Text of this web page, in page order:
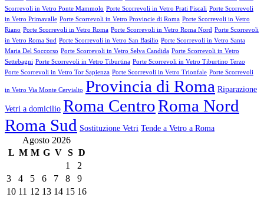
Scorrevoli in Vetro Ponte Mammolo Porte Scorrevoli in Vetro Prati Fiscali Porte Scorrevoli
in Vetro Primavalle Porte Scorrevoli in Vetro Provincie di Roma Porte Scorrevoli in Vetro
Riano Porte Scorrevoli in Vetro Roma Porte Scorrevoli in Vetro Roma Nord Porte Scorrevoli
in Vetro Roma Sud Porte Scorrevoli in Vetro San Basilio Porte Scorrevoli in Vetro Santa
Maria Del Soccorso Porte Scorrevoli in Vetro Selva Candida Porte Scorrevoli in Vetro
Settebagni Porte Scorrevoli in Vetro Tiburtina Porte Scorrevoli in Vetro Tiburtino Terzo
Porte Scorrevoli in Vetro Tor Sapienza Porte Scorrevoli in Vetro Trionfale Porte Scorrevoli
in Vetro Via Monte Cervialto Provincia di Roma Riparazione
Vetri a domicilio Roma CentroRoma Nord
Roma Sud Sostituzione Vetri Tende a Vetro a Roma
Agosto 2026
L M M G V S D
1
2
3
4 5 6 7 8
9
10 11 12 13 14 15 16